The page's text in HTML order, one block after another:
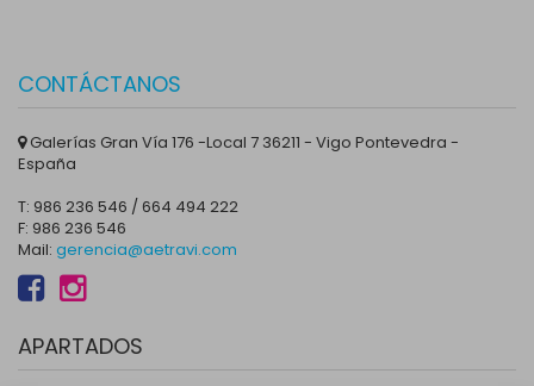
CONTÁCTANOS
Galerías Gran Vía 176 -Local 7 36211 - Vigo Pontevedra -
España
T: 986 236 546 / 664 494 222
F: 986 236 546
Mail: gerencia@aetravi.com
APARTADOS